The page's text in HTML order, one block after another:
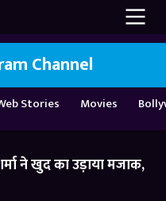
Channel
Stories Movies
ने खुद का उड़ाया मजाक,